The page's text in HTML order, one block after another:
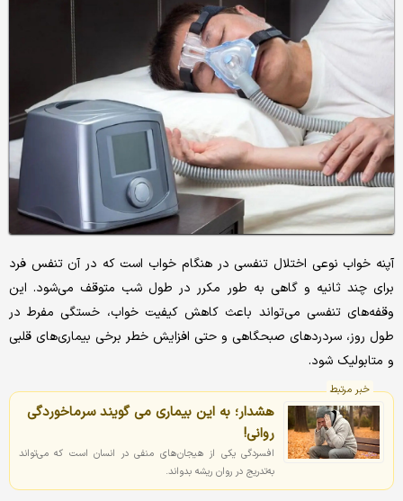
آپنه خواب نوعی اختلال تنفسی در هنگام خواب است که در آن تنفس فرد
برای چند ثانیه و گاهی به طور مکرر در طول شب متوقف می‌شود. این
وقفه‌های تنفسی می‌تواند باعث کاهش کیفیت خواب، خستگی مفرط در
طول روز، سردردهای صبحگاهی و حتی افزایش خطر برخی بیماری‌های قلبی
و متابولیک شود.
خبر مرتبط
هشدار؛ به این بیماری می گویند سرماخوردگی
روانی!
افسردگی یکی از هیجان‌های منفی در انسان است که می‌تواند
به‌تدریج در روان ریشه بدواند.